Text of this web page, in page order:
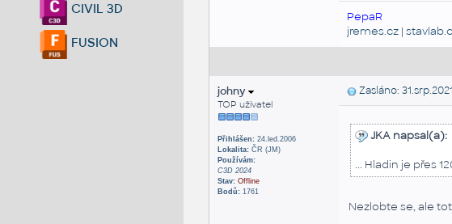
CIVIL 3D
FUSION
PepaR
jremes.cz|
johny
TOP uživatel
Přihlášen:24.led.2006
Lokalita:ČR (JM)
Používám:
C3D 2024
Stav: Offline
Bodů:1761
Zasláno:
JKA napsal(a):
... Hladin je přes
Nezlobte se, ale